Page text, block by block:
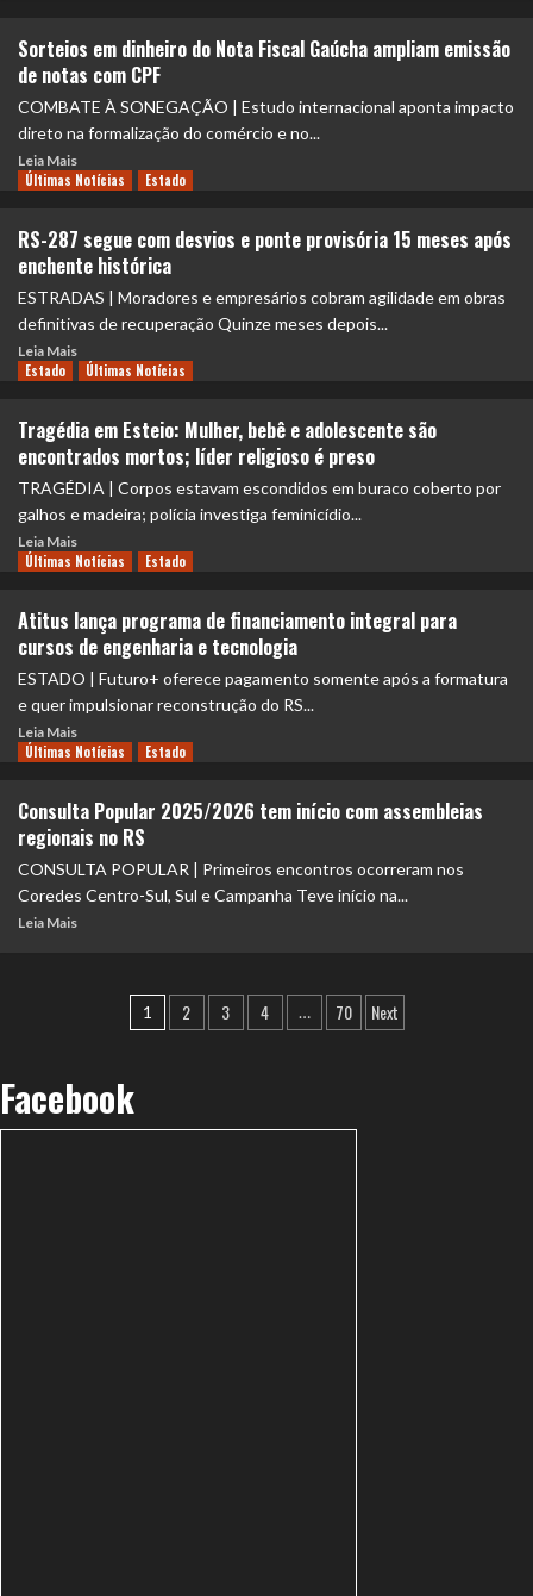
Sorteios em dinheiro do Nota Fiscal Gaúcha ampliam emissão
de notas com CPF
COMBATE À SONEGAÇÃO | Estudo internacional aponta impacto
direto na formalização do comércio e no...
Leia Mais
Últimas Notícias Estado
RS-287 segue com desvios e ponte provisória 15 meses após
enchente histórica
ESTRADAS | Moradores e empresários cobram agilidade em obras
definitivas de recuperação Quinze meses depois...
Leia Mais
Estado Últimas Notícias
Tragédia em Esteio: Mulher, bebê e adolescente são
encontrados mortos; líder religioso é preso
TRAGÉDIA | Corpos estavam escondidos em buraco coberto por
galhos e madeira; polícia investiga feminicídio...
Leia Mais
Últimas Notícias Estado
Atitus lança programa de financiamento integral para
cursos de engenharia e tecnologia
ESTADO | Futuro+ oferece pagamento somente após a formatura
e quer impulsionar reconstrução do RS...
Leia Mais
Últimas Notícias Estado
Consulta Popular 2025/2026 tem início com assembleias
regionais no RS
CONSULTA POPULAR | Primeiros encontros ocorreram nos
Coredes Centro-Sul, Sul e Campanha Teve início na...
Leia Mais
1 2 3 4 … 70 Next
Facebook